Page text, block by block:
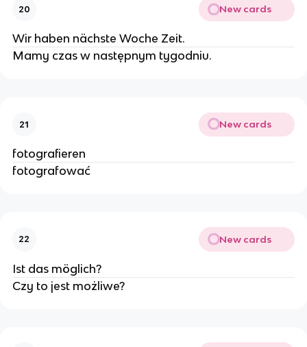
20 New cards
Wir haben nächste Woche Zeit.
Mamy czas w następnym tygodniu.
21 New cards
fotografieren
fotografować
22 New cards
Ist das möglich?
Czy to jest możliwe?